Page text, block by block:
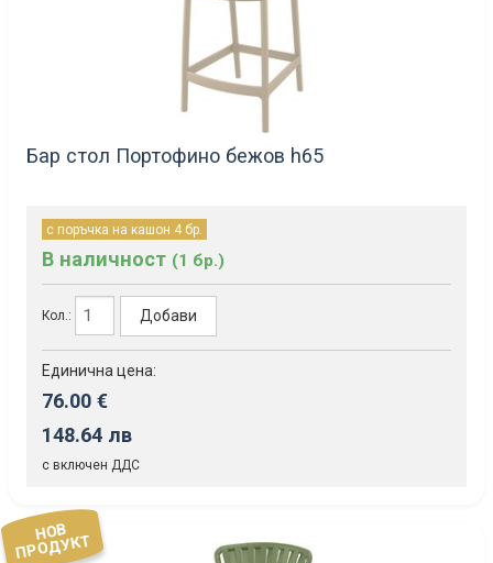
Бар стол Портофино бежов h65
с поръчка на кашон 4 бр.
В наличност (1 бр.)
Кол.: Добави
Единична цена:
76.00 €
148.64 лв
с включен ДДС
НОВ
ПРОДУКТ